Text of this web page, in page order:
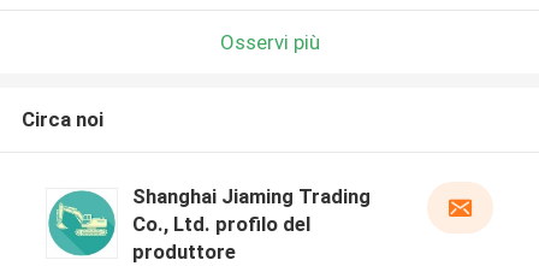
Osservi più
Circa noi
Shanghai Jiaming Trading
Co., Ltd. profilo del
produttore